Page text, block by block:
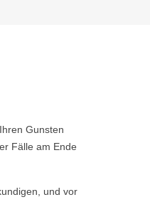
Gunsten
Fälle am Ende
und vor